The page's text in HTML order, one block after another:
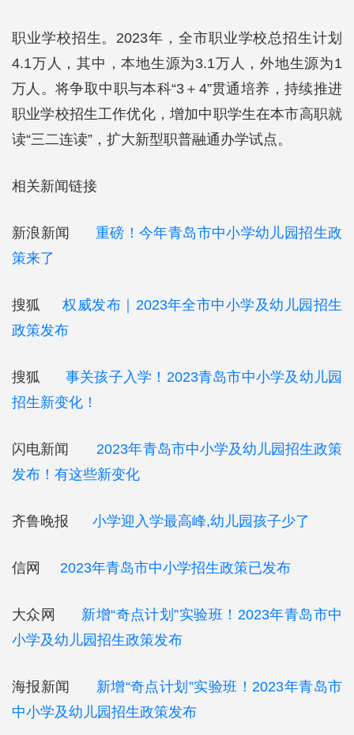
职业学校招生。2023年，全市职业学校总招生计划
4.1万人，其中，本地生源为3.1万人，外地生源为1
万人。将争取中职与本科“3＋4”贯通培养，持续推进
职业学校招生工作优化，增加中职学生在本市高职就
读“三二连读”，扩大新型职普融通办学试点。
相关新闻链接
新浪新闻 重磅！今年青岛市中小学幼儿园招生政
策来了
搜狐权威发布｜2023年全市中小学及幼儿园招生
政策发布
搜狐 事关孩子入学！2023青岛市中小学及幼儿园
招生新变化！
闪电新闻
2023年青岛市中小学及幼儿园招生政策
发布！有这些新变化
齐鲁晚报 小学迎入学最高峰,幼儿园孩子少了
信网 2023年青岛市中小学招生政策已发布
大众网 新增“奇点计划”实验班！2023年青岛市中
小学及幼儿园招生政策发布
海报新闻 新增“奇点计划”实验班！2023年青岛市
中小学及幼儿园招生政策发布